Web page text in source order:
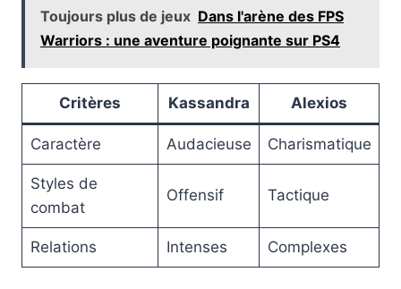
Toujours plus de jeux Dans l'arène des FPS
Warriors : une aventure poignante sur PS4
Critères Kassandra Alexios
Caractère Audacieuse Charismatique
Styles de
combat
Offensif Tactique
Relations Intenses Complexes